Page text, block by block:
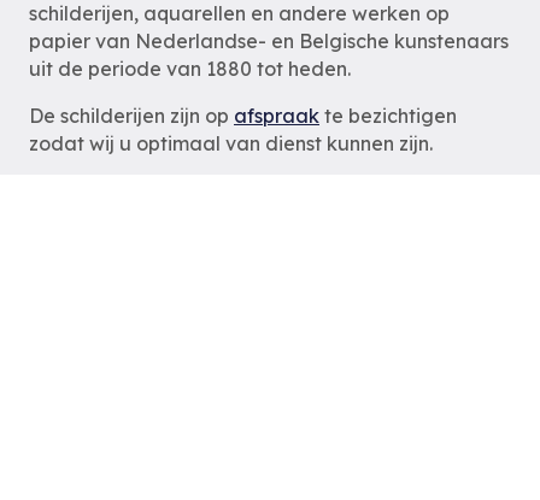
schilderijen, aquarellen en andere werken op
papier van Nederlandse- en Belgische kunstenaars
uit de periode van 1880 tot heden.
De schilderijen zijn op afspraak te bezichtigen
zodat wij u optimaal van dienst kunnen zijn.